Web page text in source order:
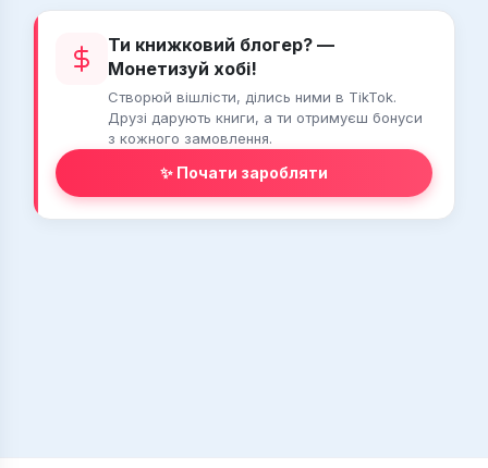
Ти книжковий блогер? —
Монетизуй хобі!
Створюй вішлісти, ділись ними в TikTok.
Друзі дарують книги, а ти отримуєш бонуси
з кожного замовлення.
✨ Почати заробляти